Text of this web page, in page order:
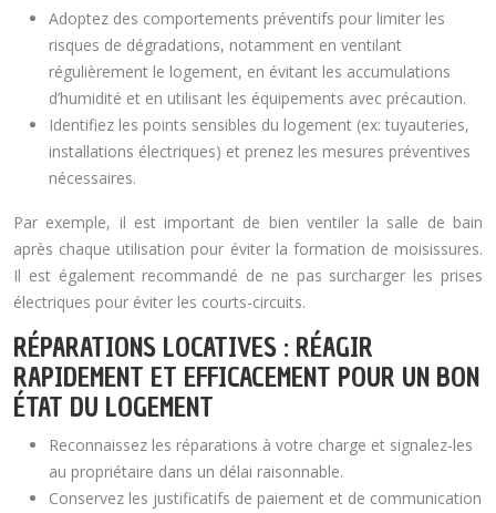
Adoptez des comportements préventifs pour limiter les
risques de dégradations, notamment en ventilant
régulièrement le logement, en évitant les accumulations
d’humidité et en utilisant les équipements avec précaution.
Identifiez les points sensibles du logement (ex: tuyauteries,
installations électriques) et prenez les mesures préventives
nécessaires.
Par exemple, il est important de bien ventiler la salle de bain
après chaque utilisation pour éviter la formation de moisissures.
Il est également recommandé de ne pas surcharger les prises
électriques pour éviter les courts-circuits.
RÉPARATIONS LOCATIVES : RÉAGIR
RAPIDEMENT ET EFFICACEMENT POUR UN BON
ÉTAT DU LOGEMENT
Reconnaissez les réparations à votre charge et signalez-les
au propriétaire dans un délai raisonnable.
Conservez les justificatifs de paiement et de communication